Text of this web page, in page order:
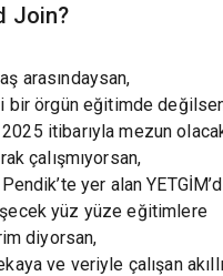
Join?
arasındaysan,
bir örgün eğitimde
itibarıyla mezun
çalışmıyorsan,
yer alan
yüz yüze eğitimlere
diyorsan,
ve veriyle çalışan akıllı